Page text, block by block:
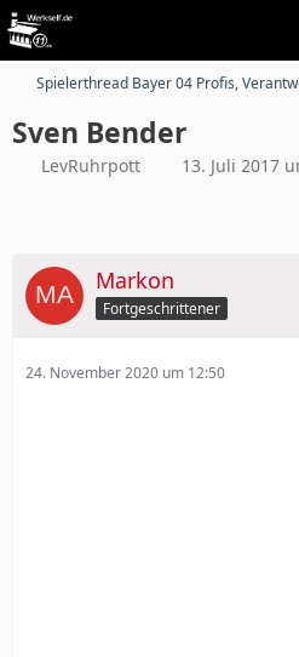
Spielerthread Bayer 04 Profis,
Sven Bender
LevRuhrpott 13. Juli 2017
Markon
Fortgeschrittener
24. November 2020 um 12:50